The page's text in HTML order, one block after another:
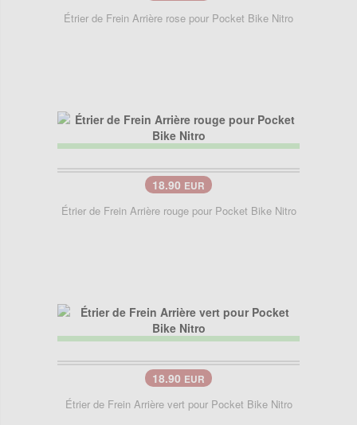
Étrier de Frein Arrière rose pour Pocket Bike Nitro
18.90 EUR
Étrier de Frein Arrière rouge pour Pocket Bike Nitro
18.90 EUR
Étrier de Frein Arrière vert pour Pocket Bike Nitro